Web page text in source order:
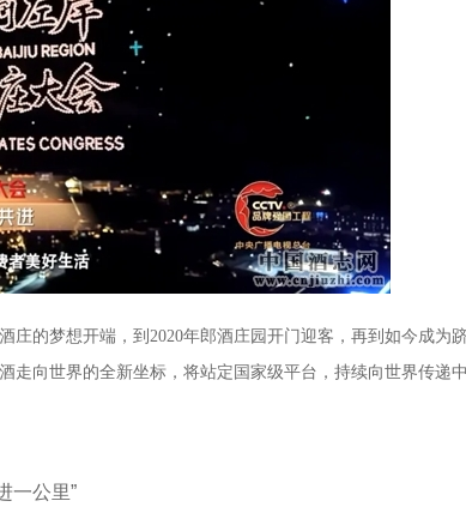
庄的梦想开端，到2020年郎酒庄园开门迎客，再到如今成为
向世界的全新坐标，将站定国家级平台，持续向世界传递
一公里”